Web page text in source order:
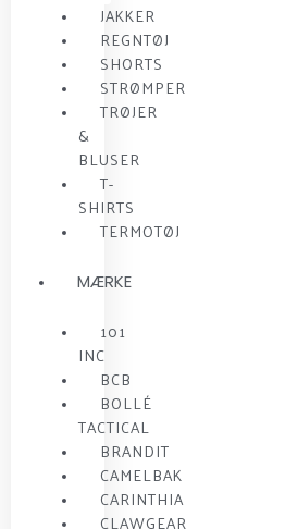
JAKKER
REGNTØJ
SHORTS
STRØMPER
TRØJER
&
BLUSER
T-
SHIRTS
TERMOTØJ
MÆRKE
101
INC
BCB
BOLLÉ
TACTICAL
BRANDIT
CAMELBAK
CARINTHIA
CLAWGEAR